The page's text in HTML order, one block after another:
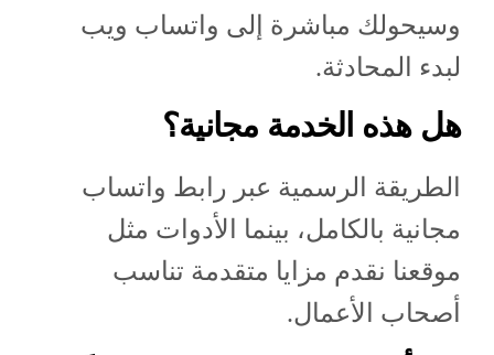
وسيحولك مباشرة إلى واتساب ويب
لبدء المحادثة.
هل هذه الخدمة مجانية؟
الطريقة الرسمية عبر رابط واتساب
مجانية بالكامل، بينما الأدوات مثل
موقعنا نقدم مزايا متقدمة تناسب
أصحاب الأعمال.